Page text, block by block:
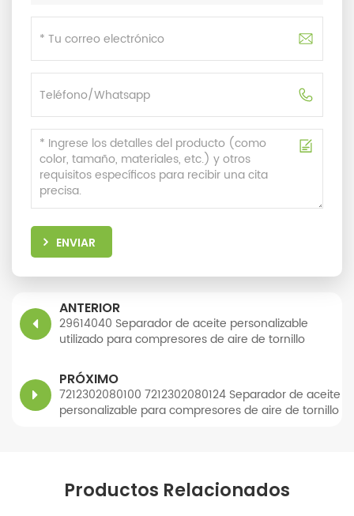
ENVIAR
ANTERIOR
29614040 Separador de aceite personalizable
utilizado para compresores de aire de tornillo
PRÓXIMO
7212302080100 7212302080124 Separador de aceite
personalizable para compresores de aire de tornillo
Productos Relacionados